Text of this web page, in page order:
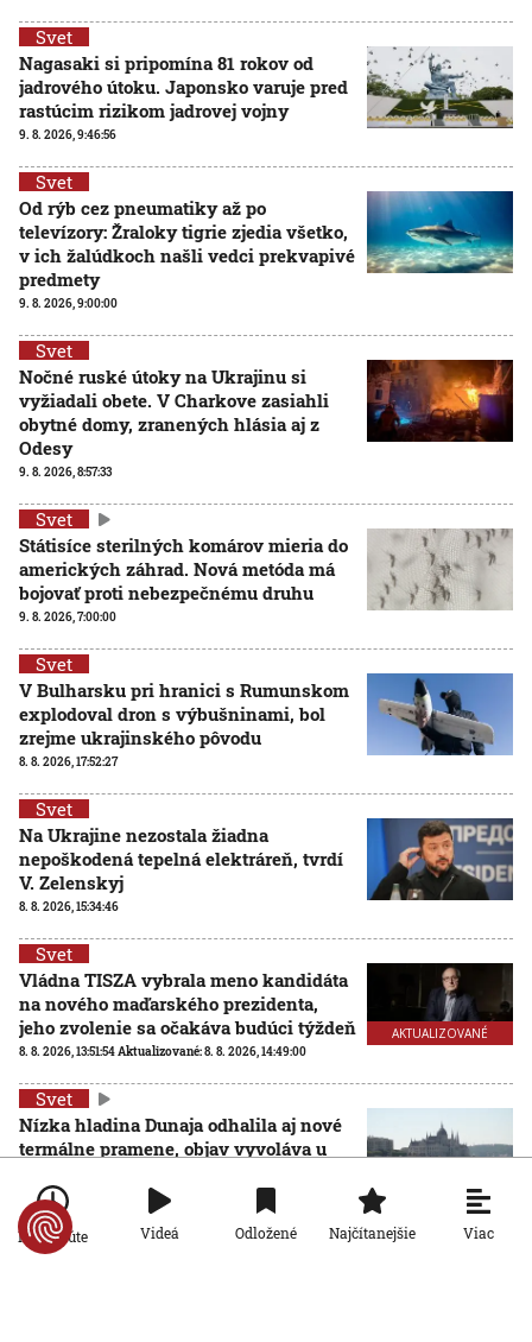
Svet
Nagasaki si pripomína 81 rokov od
jadrového útoku. Japonsko varuje pred
rastúcim rizikom jadrovej vojny
9. 8. 2026, 9:46:56
Svet
Od rýb cez pneumatiky až po
televízory: Žraloky tigrie zjedia všetko,
v ich žalúdkoch našli vedci prekvapivé
predmety
9. 8. 2026, 9:00:00
Svet
Nočné ruské útoky na Ukrajinu si
vyžiadali obete. V Charkove zasiahli
obytné domy, zranených hlásia aj z
Odesy
9. 8. 2026, 8:57:33
Svet
Státisíce sterilných komárov mieria do
amerických záhrad. Nová metóda má
bojovať proti nebezpečnému druhu
9. 8. 2026, 7:00:00
Svet
V Bulharsku pri hranici s Rumunskom
explodoval dron s výbušninami, bol
zrejme ukrajinského pôvodu
8. 8. 2026, 17:52:27
Svet
Na Ukrajine nezostala žiadna
nepoškodená tepelná elektráreň, tvrdí
V. Zelenskyj
8. 8. 2026, 15:34:46
AKTUALIZOVANÉ
Svet
Vládna TISZA vybrala meno kandidáta
na nového maďarského prezidenta,
jeho zvolenie sa očakáva budúci týždeň
8. 8. 2026, 13:51:54Aktualizované:8. 8. 2026, 14:49:00
Svet
Nízka hladina Dunaja odhalila aj nové
termálne pramene, objav vyvoláva u
8. 8. 2026, 11:30:31
Po minúte Videá Odložené Najčítanejšie Viac